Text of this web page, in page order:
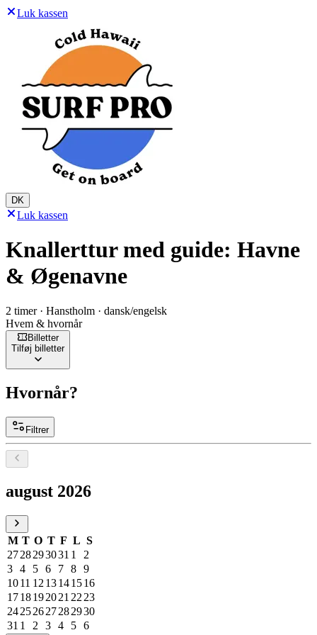
Luk kassen
DK
Luk kassen
Knallerttur med guide: Havne
& Øgenavne
2 timer · Hanstholm · dansk/engelsk
Hvem & hvornår
Billetter
Tilføj billetter
Hvornår?
Filtrer
Vælg en dato, august 2026
august 2026
M T O T F L S
2728293031 1
2
3 4 5 6 7 8 9
1011 12 13141516
1718192021 22 23
24252627282930
31 1 2 3 4 5 6